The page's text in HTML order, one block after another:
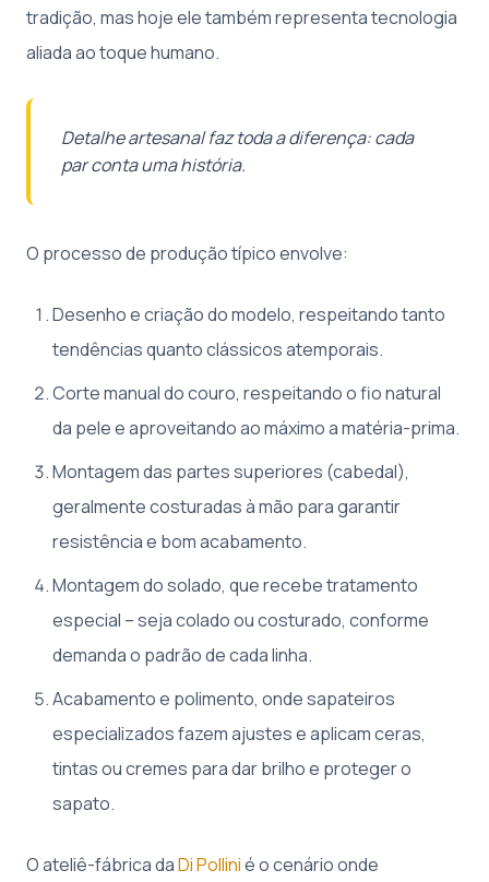
tradição, mas hoje ele também representa tecnologia
aliada ao toque humano.
Detalhe artesanal faz toda a diferença: cada
par conta uma história.
O processo de produção típico envolve:
Desenho e criação do modelo, respeitando tanto
tendências quanto clássicos atemporais.
Corte manual do couro, respeitando o fio natural
da pele e aproveitando ao máximo a matéria-prima.
Montagem das partes superiores (cabedal),
geralmente costuradas à mão para garantir
resistência e bom acabamento.
Montagem do solado, que recebe tratamento
especial – seja colado ou costurado, conforme
demanda o padrão de cada linha.
Acabamento e polimento, onde sapateiros
especializados fazem ajustes e aplicam ceras,
tintas ou cremes para dar brilho e proteger o
sapato.
O ateliê-fábrica daDi Pollinié o cenário onde